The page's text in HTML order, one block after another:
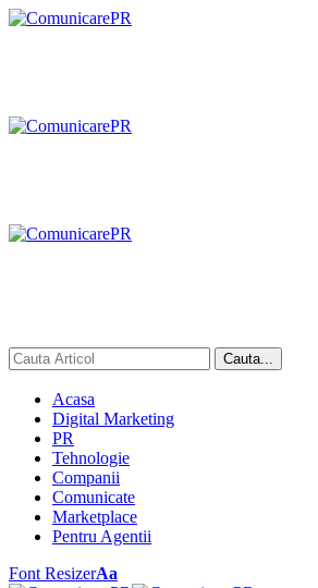
Acasa
Digital Marketing
PR
Tehnologie
Companii
Comunicate
Marketplace
Pentru Agentii
Font ResizerAa